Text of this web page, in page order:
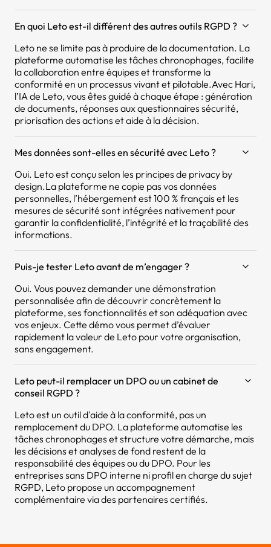
En quoi Leto est-il différent des autres outils RGPD ?
Leto ne se limite pas à produire de la documentation. La
plateforme automatise les tâches chronophages, facilite
la collaboration entre équipes et transforme la
conformité en un processus vivant et pilotable.Avec Hari,
l’IA de Leto, vous êtes guidé à chaque étape : génération
de documents, réponses aux questionnaires sécurité,
priorisation des actions et aide à la décision.
Mes données sont-elles en sécurité avec Leto ?
Oui. Leto est conçu selon les principes de privacy by
design.La plateforme ne copie pas vos données
personnelles, l’hébergement est 100 % français et les
mesures de sécurité sont intégrées nativement pour
garantir la confidentialité, l’intégrité et la traçabilité des
informations.
Puis-je tester Leto avant de m’engager ?
Oui. Vous pouvez demander une démonstration
personnalisée afin de découvrir concrètement la
plateforme, ses fonctionnalités et son adéquation avec
vos enjeux. Cette démo vous permet d’évaluer
rapidement la valeur de Leto pour votre organisation,
sans engagement.
Leto peut-il remplacer un DPO ou un cabinet de
conseil RGPD ?
Leto est un outil d'aide à la conformité, pas un
remplacement du DPO. La plateforme automatise les
tâches chronophages et structure votre démarche, mais
les décisions et analyses de fond restent de la
responsabilité des équipes ou du DPO. Pour les
entreprises sans DPO interne ni profil en charge du sujet
RGPD, Leto propose un accompagnement
complémentaire via des partenaires certifiés.